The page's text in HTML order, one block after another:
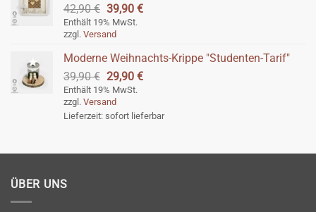
42,90€ Ursprünglicher
Preis
war:
42,90 €
39,90 €Aktueller
39,90 €.
Enthält 19% MwSt.
zzgl. Versand
Moderne Weihnachts-Krippe "Studenten-Tarif"
39,90€ Ursprünglicher
Preis
war:
39,90 €
29,90 €Aktueller
29,90 €.
Enthält 19% MwSt.
zzgl. Versand
Lieferzeit: sofort lieferbar
ÜBER UNS